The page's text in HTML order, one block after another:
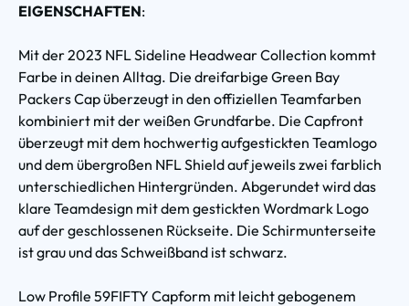
EIGENSCHAFTEN:
Mit der 2023 NFL Sideline Headwear Collection kommt
Farbe in deinen Alltag. Die dreifarbige Green Bay
Packers Cap überzeugt in den offiziellen Teamfarben
kombiniert mit der weißen Grundfarbe. Die Capfront
überzeugt mit dem hochwertig aufgestickten Teamlogo
und dem übergroßen NFL Shield auf jeweils zwei farblich
unterschiedlichen Hintergründen. Abgerundet wird das
klare Teamdesign mit dem gestickten Wordmark Logo
auf der geschlossenen Rückseite. Die Schirmunterseite
ist grau und das Schweißband ist schwarz.
Low Profile 59FIFTY Capform mit leicht gebogenem